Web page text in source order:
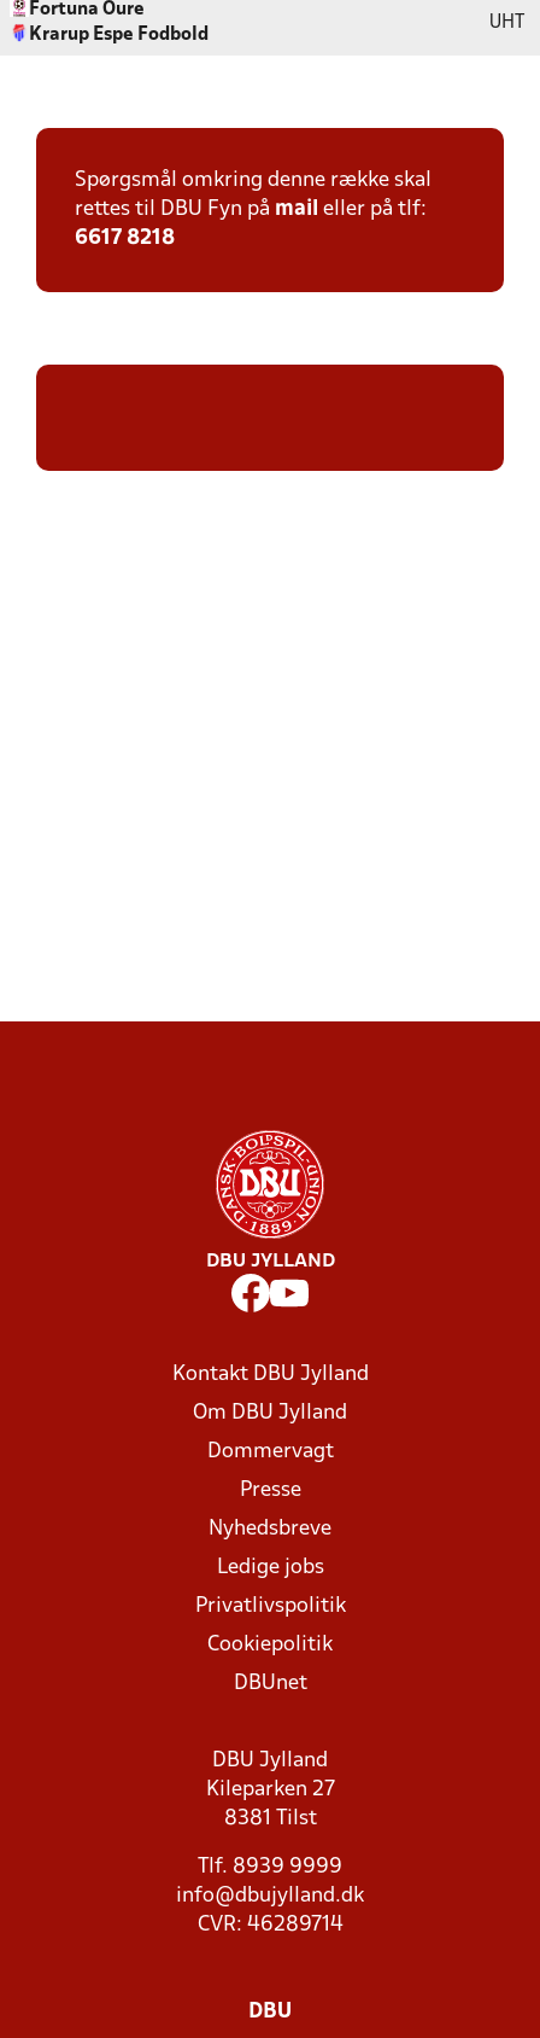
Fortuna Oure
Krarup Espe Fodbold
UHT
Spørgsmål omkring denne række skal
rettes til DBU Fyn på mail eller på tlf:
6617 8218
DBU JYLLAND
Kontakt DBU Jylland
Om DBU Jylland
Dommervagt
Presse
Nyhedsbreve
Ledige jobs
Privatlivspolitik
Cookiepolitik
DBUnet
DBU Jylland
Kileparken 27
8381 Tilst
Tlf. 8939 9999
info@dbujylland.dk
CVR: 46289714
DBU